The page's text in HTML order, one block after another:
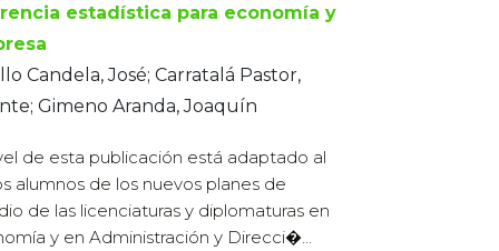
estadística para economía y
Candela, José; Carratalá Pastor,
Gimeno Aranda, Joaquín
de esta publicación está adaptado al
alumnos de los nuevos planes de
de las licenciaturas y diplomaturas en
y en Administración y Direcci�...